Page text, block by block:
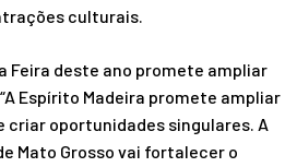
culturais.
Feira deste ano promete ampliar
Espírito Madeira promete ampliar
criar oportunidades singulares. A
Mato Grosso vai fortalecer o